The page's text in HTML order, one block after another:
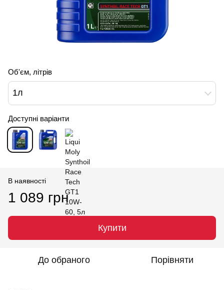
Об'єм, літрів
1л
Доступні варіанти
В наявності
1 089 грн
Купити
До обраного Порівняти